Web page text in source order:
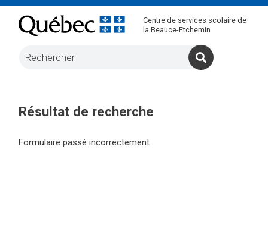
Centre de services scolaire de
la Beauce-Etchemin
Résultat de recherche
Formulaire passé incorrectement.